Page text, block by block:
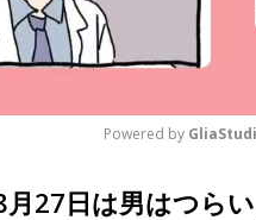
M
Powered by
27日は男はつらい